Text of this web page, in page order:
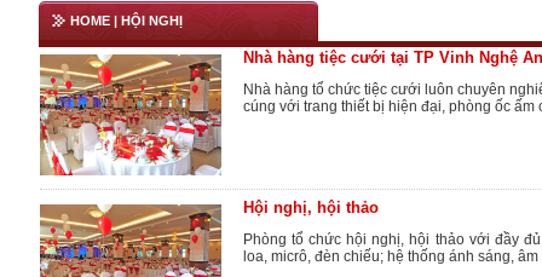
HOME | HỘI NGHỊ
Nhà hàng tiệc cưới tại TP Vinh Nghệ An
Nhà hàng tổ chức tiệc cưới luôn chuyên
cúng với trang thiết bị hiện đại, phòng ốc ấm
Hội nghị, hội thảo
Phòng tổ chức hội nghị, hội thảo với đầy
loa, micrô, đèn chiếu; hệ thống ánh sáng, âm